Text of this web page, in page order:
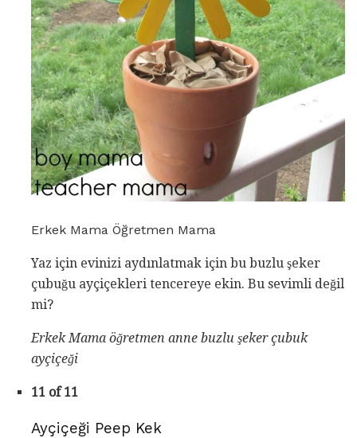
Erkek Mama Öğretmen Mama
Yaz için evinizi aydınlatmak için bu buzlu şeker
çubuğu ayçiçekleri tencereye ekin. Bu sevimli değil
mi?
Erkek Mama öğretmen anne buzlu şeker çubuk
ayçiçeği
11 of 11
Ayçiçeği Peep Kek